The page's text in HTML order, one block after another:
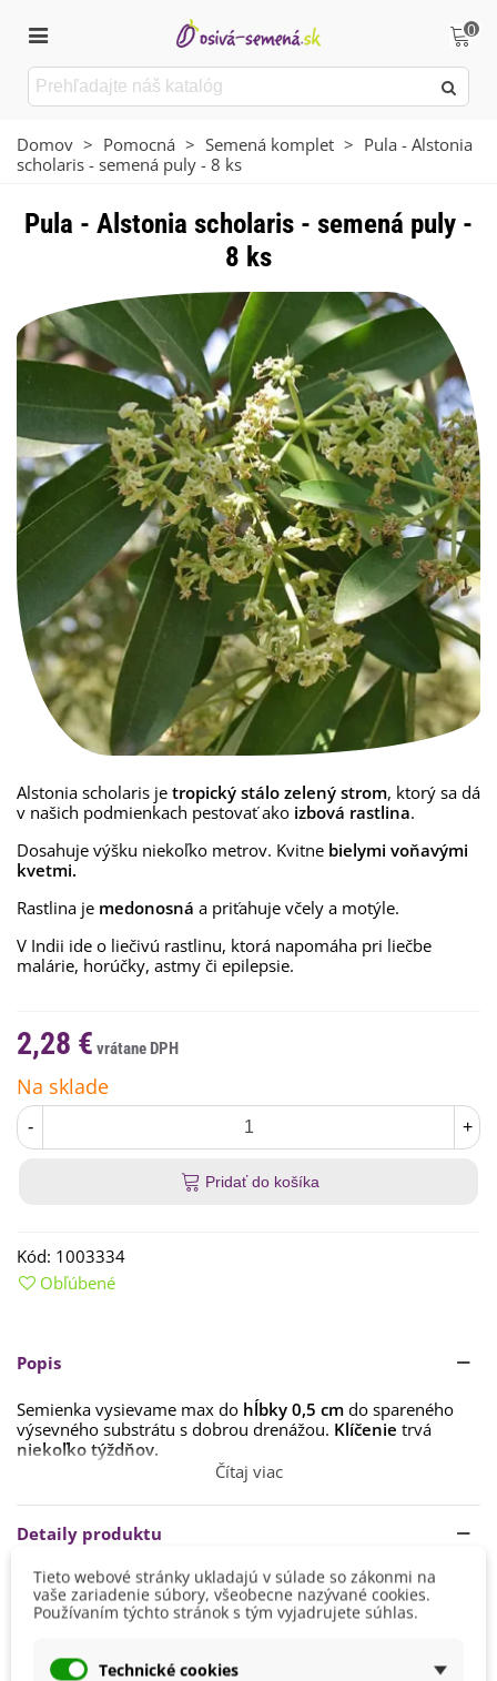
0
Domov > Pomocná > Semená komplet > Pula - Alstonia
scholaris - semená puly - 8 ks
Pula - Alstonia scholaris - semená puly -
8 ks
Alstonia scholaris je tropický stálo zelený strom, ktorý sa dá
v našich podmienkach pestovať ako izbová rastlina.
Dosahuje výšku niekoľko metrov. Kvitne bielymi voňavými
kvetmi.
Rastlina je medonosná a priťahuje včely a motýle.
V Indii ide o liečivú rastlinu, ktorá napomáha pri liečbe
malárie, horúčky, astmy či epilepsie.
2,28 €
Na sklade
- +
Pridať do košíka
Kód: 1003334
Obľúbené
Popis
Semienka vysievame max do hĺbky 0,5 cm do spareného
výsevného substrátu s dobrou drenážou. Klíčenie trvá
niekoľko týždňov.
úrodnú, dobre priepustnú pôdu a
pravidelnú zálievku.
Rastlinu možno prihnojovať počas vegetácie
plným hnojivom.
Čítaj viac
Detaily produktu
Výška
150 - 200 cm
Pestovanie
Tieto webové stránky ukladajú v súlade so zákonmi na
vaše zariadenie súbory, všeobecne nazývané cookies.
Používaním týchto stránok s tým vyjadrujete súhlas.
Technické cookies